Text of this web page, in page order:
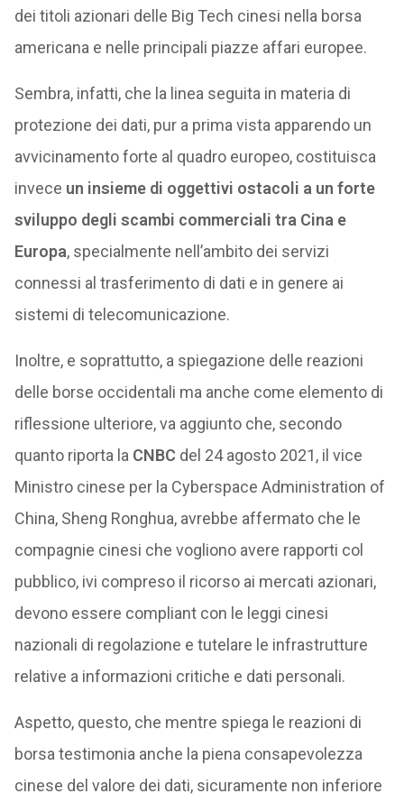
dei titoli azionari delle Big Tech cinesi nella borsa
americana e nelle principali piazze affari europee.
Sembra, infatti, che la linea seguita in materia di
protezione dei dati, pur a prima vista apparendo un
avvicinamento forte al quadro europeo, costituisca
invece un insieme di oggettivi ostacoli a un forte
sviluppo degli scambi commerciali tra Cina e
Europa, specialmente nell’ambito dei servizi
connessi al trasferimento di dati e in genere ai
sistemi di telecomunicazione.
Inoltre, e soprattutto, a spiegazione delle reazioni
delle borse occidentali ma anche come elemento di
riflessione ulteriore, va aggiunto che, secondo
quanto riporta la CNBC del 24 agosto 2021, il vice
Ministro cinese per la Cyberspace Administration of
China, Sheng Ronghua, avrebbe affermato che le
compagnie cinesi che vogliono avere rapporti col
pubblico, ivi compreso il ricorso ai mercati azionari,
devono essere compliant con le leggi cinesi
nazionali di regolazione e tutelare le infrastrutture
relative a informazioni critiche e dati personali.
Aspetto, questo, che mentre spiega le reazioni di
borsa testimonia anche la piena consapevolezza
cinese del valore dei dati, sicuramente non inferiore